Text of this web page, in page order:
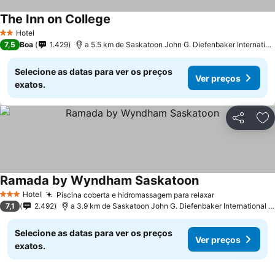
2 Estrelas
Hotel
The Inn on College
7,5 Boa 1.429 a 5.5 km de Saskatoon John G. Diefenbaker International Airport
Selecione as datas para ver os preços
exatos.
Ver preços
Partilhar
3 EstrelasHotel Piscina coberta e hidromassagem para relaxar
Ramada by Wyndham Saskatoon
7,1 2.492 a 3.9 km de Saskatoon John G. Diefenbaker International Airport
Selecione as datas para ver os preços
exatos.
Ver preços